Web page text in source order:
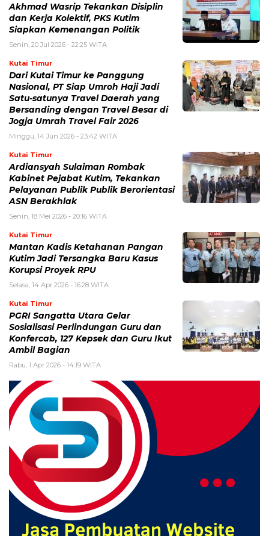
Akhmad Wasrip Tekankan Disiplin
dan Kerja Kolektif, PKS Kutim
Siapkan Kemenangan Politik
Senin, 20 Jul 2026 - 22:25 WITA
Kutai Timur
Dari Kutai Timur ke Panggung
Nasional, PT Siap Umroh Haji Jadi
Satu-satunya Travel Daerah yang
Bersanding dengan Travel Besar di
Jogja Umrah Travel Fair 2026
Minggu, 14 Jun 2026 - 23:42 WITA
Kutai Timur
Ardiansyah Sulaiman Rombak
Kabinet Pejabat Kutim, Tekankan
Pelayanan Publik Publik Berorientasi
ASN Berakhlak
Senin, 18 Mei 2026 - 20:16 WITA
Kutai Timur
Mantan Kadis Ketahanan Pangan
Kutim Jadi Tersangka Baru Kasus
Korupsi Proyek RPU
Selasa, 14 Apr 2026 - 16:28 WITA
Kutai Timur
PGRI Sangatta Utara Gelar
Sosialisasi Perlindungan Guru dan
Konfercab, 127 Kepsek dan Guru Ikut
Ambil Bagian
Rabu, 1 Apr 2026 - 14:19 WITA